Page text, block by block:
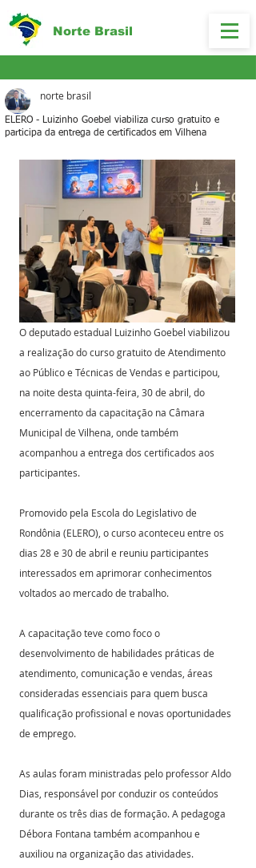
Norte Brasil
ELERO - Luizinho Goebel viabiliza curso gratuito e
participa da entrega de certificados em Vilhena
norte brasil
O deputado estadual Luizinho Goebel viabilizou
a realização do curso gratuito de Atendimento
ao Público e Técnicas de Vendas e participou,
na noite desta quinta-feira, 30 de abril, do
encerramento da capacitação na Câmara
Municipal de Vilhena, onde também
acompanhou a entrega dos certificados aos
participantes.
Promovido pela Escola do Legislativo de
Rondônia (ELERO), o curso aconteceu entre os
dias 28 e 30 de abril e reuniu participantes
interessados em aprimorar conhecimentos
voltados ao mercado de trabalho.
A capacitação teve como foco o
desenvolvimento de habilidades práticas de
atendimento, comunicação e vendas, áreas
consideradas essenciais para quem busca
qualificação profissional e novas oportunidades
de emprego.
As aulas foram ministradas pelo professor Aldo
Dias, responsável por conduzir os conteúdos
durante os três dias de formação. A pedagoga
Débora Fontana também acompanhou e
auxiliou na organização das atividades.